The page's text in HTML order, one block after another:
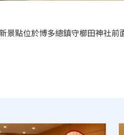
景點位於博多總鎮守櫛田神社